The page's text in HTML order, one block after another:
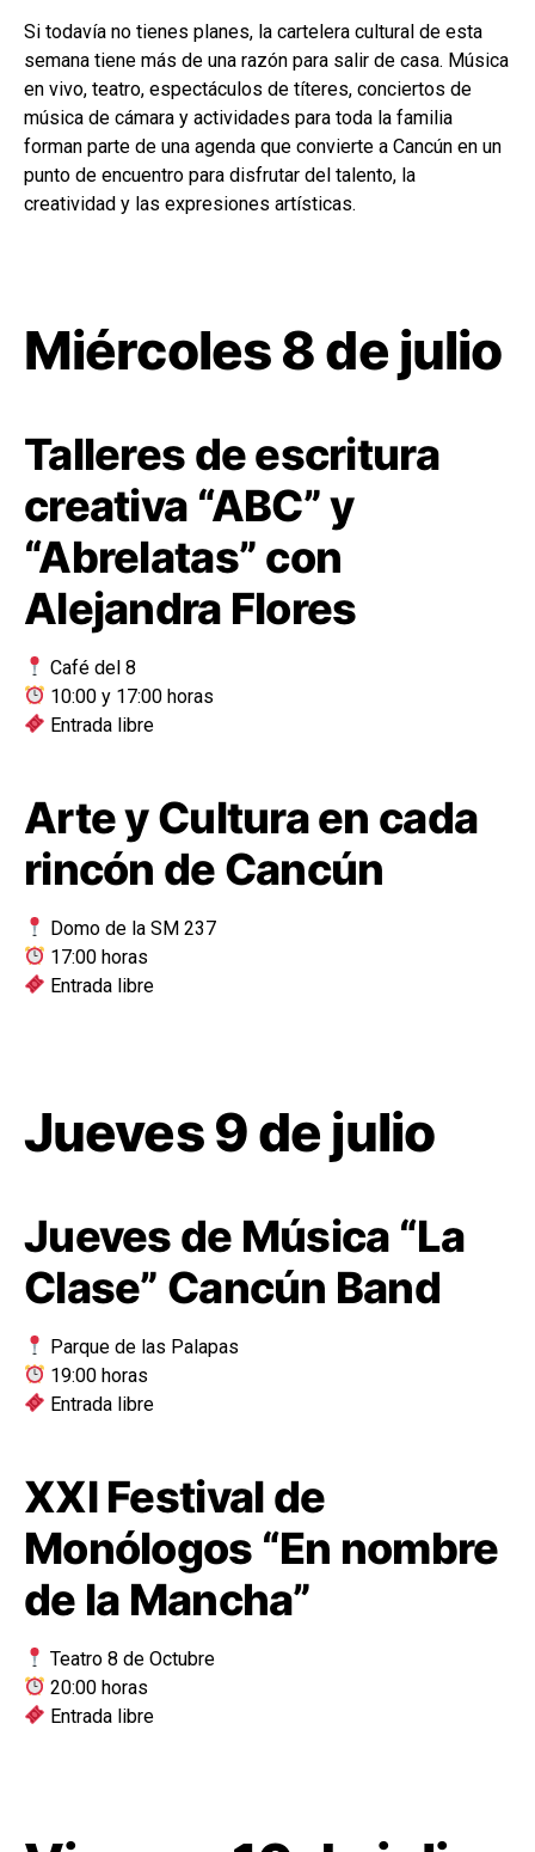
Si todavía no tienes planes, la cartelera cultural de esta
semana tiene más de una razón para salir de casa. Música
en vivo, teatro, espectáculos de títeres, conciertos de
música de cámara y actividades para toda la familia
forman parte de una agenda que convierte a Cancún en un
punto de encuentro para disfrutar del talento, la
creatividad y las expresiones artísticas.
Miércoles 8 de julio
Talleres de escritura
creativa “ABC” y
“Abrelatas” con
Alejandra Flores
Café del 8
10:00 y 17:00 horas
Entrada libre
Arte y Cultura en cada
rincón de Cancún
Domo de la SM 237
17:00 horas
Entrada libre
Jueves 9 de julio
Jueves de Música “La
Clase” Cancún Band
Parque de las Palapas
19:00 horas
Entrada libre
XXI Festival de
Monólogos “En nombre
de la Mancha”
Teatro 8 de Octubre
20:00 horas
Entrada libre